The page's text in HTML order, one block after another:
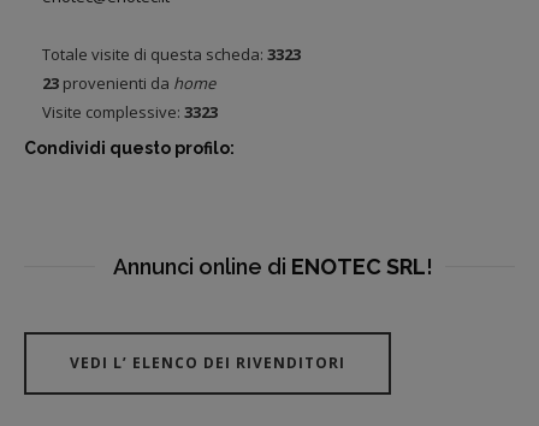
Totale visite di questa scheda: 3323
23 provenienti da home
Visite complessive: 3323
Condividi questo profilo:
Annunci online di ENOTEC SRL!
VEDI L’ ELENCO DEI RIVENDITORI